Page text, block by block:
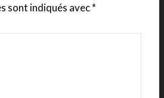
sont indiqués avec*